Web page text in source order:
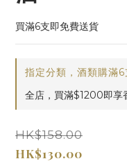
買滿6支即免費送貨
指定分類，酒類購滿
全店，買滿$1200即享
HK$158.00
HK$130.00